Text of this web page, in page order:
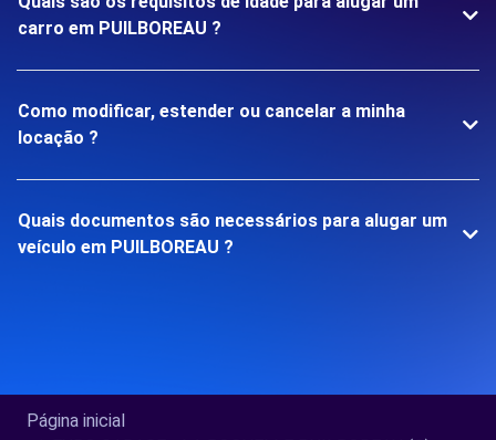
carro em PUILBOREAU ?
Como modificar, estender ou cancelar a minha
locação ?
Quais documentos são necessários para alugar um
veículo em PUILBOREAU ?
Página inicial